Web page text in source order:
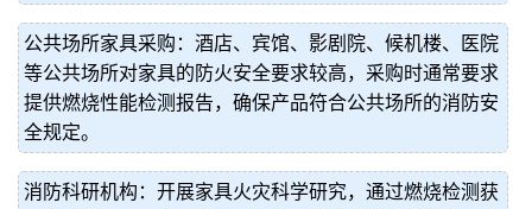
公共场所家具采购：酒店、宾馆、影剧院、候机楼、医院
等公共场所对家具的防火安全要求较高，采购时通常要求
提供燃烧性能检测报告，确保产品符合公共场所的消防安
全规定。
消防科研机构：开展家具火灾科学研究，通过燃烧检测获